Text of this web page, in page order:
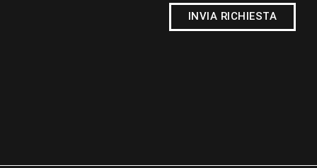
INVIA RICHIESTA